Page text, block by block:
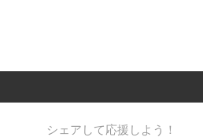
シェアして応援しよう！